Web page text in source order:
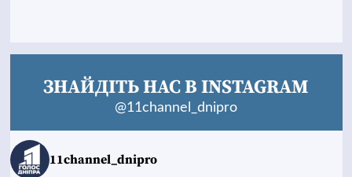
ЗНАЙДІТЬ НАС В INSTAGRAM
@11channel_dnipro
11channel_dnipro